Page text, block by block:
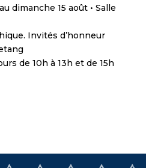
dimanche 15 août • Salle
Invités d’honneur
de 10h à 13h et de 15h